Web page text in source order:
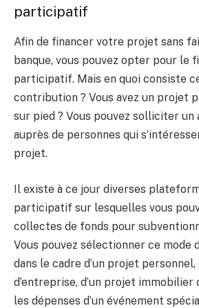
participatif
Afin de financer votre projet sans
banque, vous pouvez opter pour le
participatif. Mais en quoi consiste
contribution ? Vous avez un projet
sur pied ? Vous pouvez solliciter
auprès de personnes qui
projet.
Il existe à ce jour diverses
participatif sur lesquelles vous
collectes de fonds pour
Vous pouvez sélectionner ce mode
dans le cadre d’un projet
d’entreprise, d’un projet immobilier
les dépenses d’un événement